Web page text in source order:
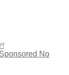
No